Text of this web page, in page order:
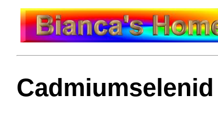
Cadmiumselenid